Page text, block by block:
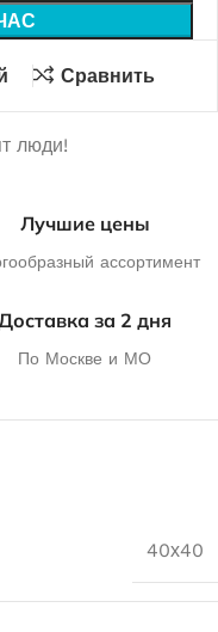
Сравнить
люди!
Лучшие цены
ассортимент
за 2 дня
По Москве и МО
40х40